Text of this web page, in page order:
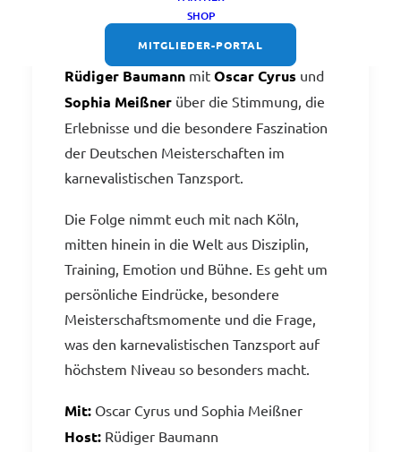
SHOP
MITGLIEDER-PORTAL
„Konfetti im Blut“.
In dieser Episode spricht Gastgeber
Rüdiger Baumann mit Oscar Cyrus und
Sophia Meißner über die Stimmung, die
Erlebnisse und die besondere Faszination
der Deutschen Meisterschaften im
karnevalistischen Tanzsport.
Die Folge nimmt euch mit nach Köln,
mitten hinein in die Welt aus Disziplin,
Training, Emotion und Bühne. Es geht um
persönliche Eindrücke, besondere
Meisterschaftsmomente und die Frage,
was den karnevalistischen Tanzsport auf
höchstem Niveau so besonders macht.
Mit: Oscar Cyrus und Sophia Meißner
Host: Rüdiger Baumann